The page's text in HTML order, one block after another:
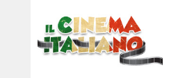
contenuto